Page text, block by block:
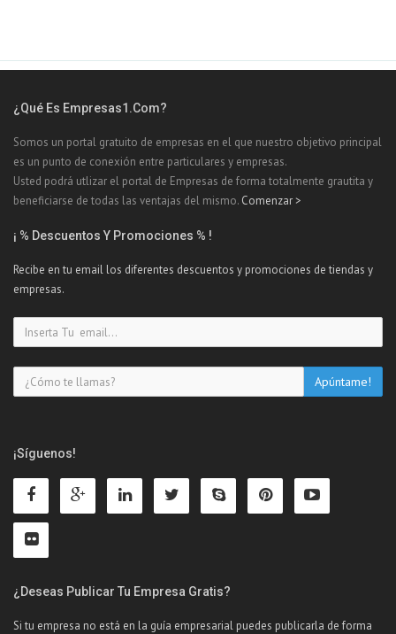
¿Qué Es Empresas1.com?
Somos un portal gratuito de empresas en el que nuestro objetivo principal
es un punto de conexión entre particulares y empresas.
Usted podrá utlizar el portal de Empresas de forma totalmente grautita y
beneficiarse de todas las ventajas del mismo. Comenzar >
¡ % Descuentos Y Promociones % !
Recibe en tu email los diferentes descuentos y promociones de tiendas y
empresas.
¡Síguenos!
¿Deseas Publicar Tu Empresa Gratis?
Si tu empresa no está en la guía empresarial puedes publicarla de forma